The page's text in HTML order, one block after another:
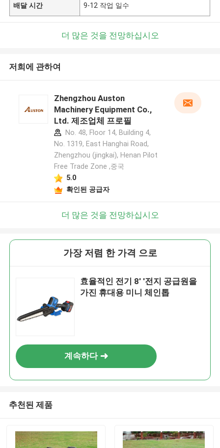
배달 시간 9-12 작업 일수
더 많은 것을 전망하십시오
저희에 관하여
Zhengzhou Auston
Machinery Equipment Co.,
Ltd. 제조업체 프로필
No. 48, Floor 14, Building 4,
No. 1319, East Hanghai Road,
Zhengzhou (jingkai), Henan Pilot
Free Trade Zone ,중국
5.0
확인된 공급자
더 많은 것을 전망하십시오
가장 저렴 한 가격 으로
효율적인 전기 8' '전지 공급원을
가진 휴대용 미니 체인톱
계속하다
추천된 제품